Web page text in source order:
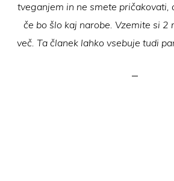
tveganjem in ne smete pričakovati,
če bo šlo kaj narobe. Vzemite si 2
več. Ta članek lahko vsebuje tudi